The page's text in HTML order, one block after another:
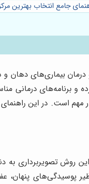
جامع انتخاب بهترین
بیماری‌های دهان
برنامه‌های درمانی
است. در این راهنمای
روش تصویربرداری به
پوسیدگی‌های